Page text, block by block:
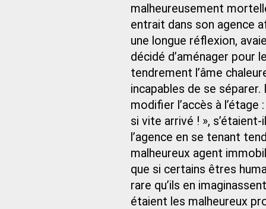
malheureusement
entrait dans son agence
une longue réflexion,
décidé d’aménager pour
tendrement l’âme
incapables de se
modifier l’accès à l’étage
si vite arrivé ! »,
l’agence en se tenant
malheureux agent
que si certains êtres
rare qu’ils en
étaient les malheureux